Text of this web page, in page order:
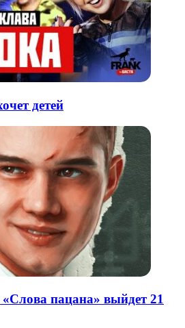
детей
пацана» выйдет 21